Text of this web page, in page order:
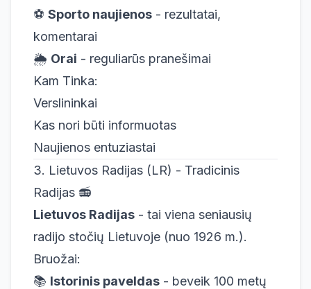
⚽ Sporto naujienos - rezultatai,
komentarai
🌦️ Orai - reguliarūs pranešimai
Kam Tinka:
Verslininkai
Kas nori būti informuotas
Naujienos entuziastai
3. Lietuvos Radijas (LR) - Tradicinis
Radijas 📻
Lietuvos Radijas - tai viena seniausių
radijo stočių Lietuvoje (nuo 1926 m.).
Bruožai:
📚 Istorinis paveldas - beveik 100 metų